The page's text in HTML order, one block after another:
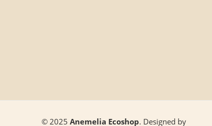
© 2025 Anemelia Ecoshop. Designed by